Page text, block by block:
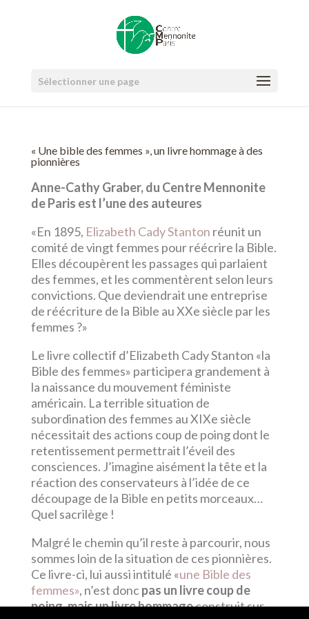
Sélectionner une page
« Une bible des femmes », un livre hommage à des
pionnières
Anne-Cathy Graber, du Centre Mennonite
de Paris est l’une des auteures
«En 1895, Elizabeth Cady Stanton réunit un
comité de vingt femmes pour réécrire la Bible.
Elles découpèrent les passages qui parlaient
des femmes, et les commentèrent selon leurs
convictions. Que deviendrait une entreprise
de réécriture de la Bible au XXe siècle par les
femmes ?»
Le livre collectif d’Elizabeth Cady Stanton «la
Bible des femmes» participera grandement à
la naissance du mouvement féministe
américain. La terrible situation de
subordination des femmes au XIXe siècle
nécessitait des actions coup de poing dont le
retentissement permettrait l’éveil des
consciences. J’imagine aisément la tête et la
réaction des conservateurs à l’idée de ce
découpage de la Bible en petits morceaux…
Quel sacrilège !
Malgré le chemin qu’il reste à parcourir, nous
sommes loin de la situation de ces pionnières.
Ce livre-ci, lui aussi intitulé «une Bible des
femmes», n’est donc pas un livre coup de
poing, mais un livre hommageconstruit sur